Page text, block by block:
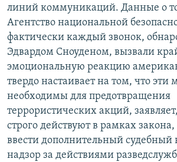
линий коммуникаций. Данные о
Агентство национальной
фактически каждый звонок,
Эдвардом Сноуденом, вызвали
эмоциональную реакцию
твердо настаивает на том, что эти
необходимы для предотвращения
террористических акций,
строго действуют в рамках
ввести дополнительный судебный
надзор за действиями